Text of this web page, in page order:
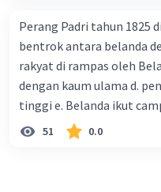
Perang Padri tahun 1825
bentrok antara belanda
rakyat di rampas oleh
dengan kaum ulama d.
tinggi e. Belanda ikut
51 0.0